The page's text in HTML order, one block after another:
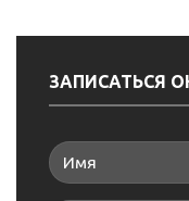
ЗАПИСАТЬСЯ